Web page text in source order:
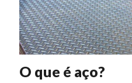
O que é aço?